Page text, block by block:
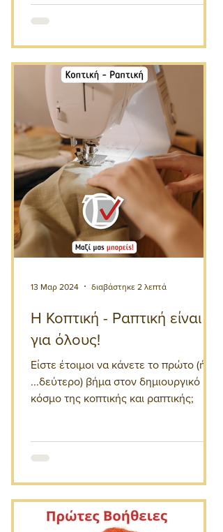
Η Κοπτική - Ραπτική είναι
για όλους!
Είστε έτοιμοι να κάνετε το πρώτο (ή το
...δεύτερο) βήμα στον δημιουργικό
κόσμο της κοπτικής και ραπτικής;
13 Μαρ 2024 διαβάστηκε 2 λεπτά